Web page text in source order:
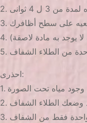
يوجد به مادة لاصقة)
احذرى: